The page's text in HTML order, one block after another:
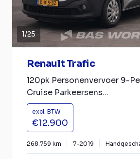
1/25
Renault Trafic
120pk Personenvervoer 9-
Cruise Parkeersens...
excl. BTW
€12.900
268.759 km 7-2019